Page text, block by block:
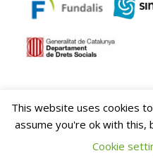
Fundació Onada-
This website uses cookies
assume you're ok with this,
Cookie